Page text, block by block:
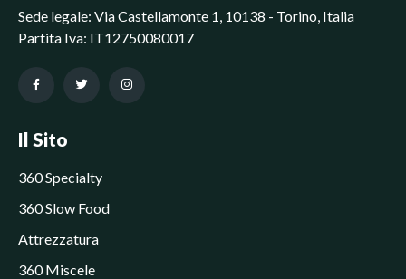
Sede legale: Via Castellamonte 1, 10138 - Torino, Italia
Partita Iva: IT12750080017
Il Sito
360 Specialty
360 Slow Food
Attrezzatura
360 Miscele